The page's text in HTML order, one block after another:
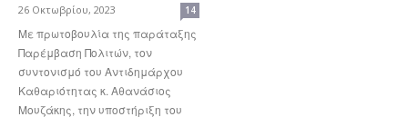
26 Οκτωβρίου, 2023 14
Με πρωτοβουλία της παράταξης
Παρέμβαση Πολιτών, τον
συντονισμό του Αντιδημάρχου
Καθαριότητας κ. Αθανάσιος
Μουζάκης, την υποστήριξη του